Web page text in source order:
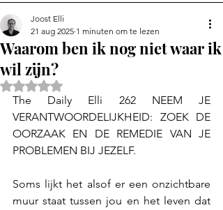
Waarom ben ik nog niet waar ik
wil zijn?
Joost Elli
21 aug 2025 1 minuten om te lezen
Beoordeeld met NaN uit 5 sterren.
The Daily Elli 262 NEEM JE
VERANTWOORDELIJKHEID: ZOEK DE
OORZAAK EN DE REMEDIE VAN JE
PROBLEMEN BIJ JEZELF.
Soms lijkt het alsof er een onzichtbare
muur staat tussen jou en het leven dat